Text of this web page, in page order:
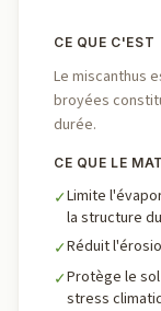
CE QUE C'EST
Le miscanthus
broyées
durée.
CE QUE LE
✓Limite
la structure
✓Réduit
✓Protège le
stress